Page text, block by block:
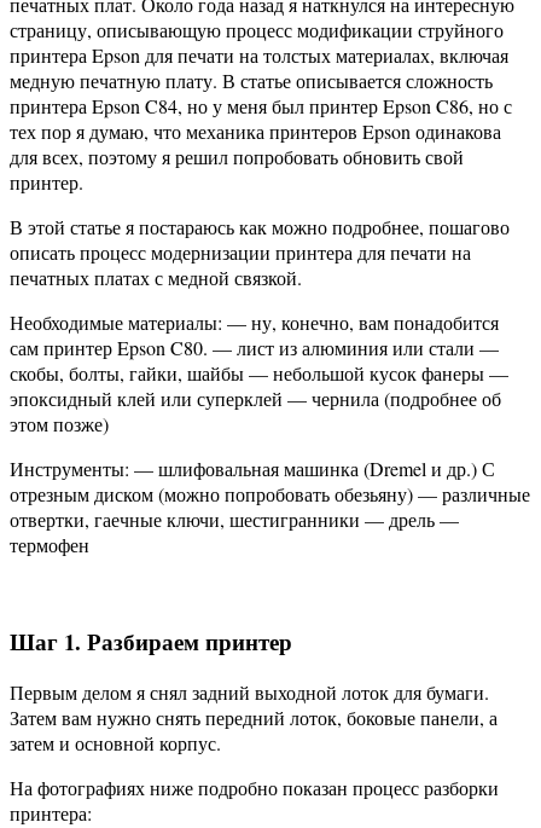
страницу, описывающую процесс модификации струйного
принтера Epson для печати на толстых материалах, включая
медную печатную плату. В статье описывается сложность
принтера Epson C84, но у меня был принтер Epson C86, но с
тех пор я думаю, что механика принтеров Epson одинакова
для всех, поэтому я решил попробовать обновить свой
принтер.
В этой статье я постараюсь как можно подробнее, пошагово
описать процесс модернизации принтера для печати на
печатных платах с медной связкой.
Необходимые материалы: — ну, конечно, вам понадобится
сам принтер Epson C80. — лист из алюминия или стали —
скобы, болты, гайки, шайбы — небольшой кусок фанеры —
эпоксидный клей или суперклей — чернила (подробнее об
этом позже)
Инструменты: — шлифовальная машинка (Dremel и др.) С
отрезным диском (можно попробовать обезьяну) — различные
отвертки, гаечные ключи, шестигранники — дрель —
термофен
Шаг 1. Разбираем принтер
Первым делом я снял задний выходной лоток для бумаги.
Затем вам нужно снять передний лоток, боковые панели, а
затем и основной корпус.
На фотографиях ниже подробно показан процесс разборки
принтера: